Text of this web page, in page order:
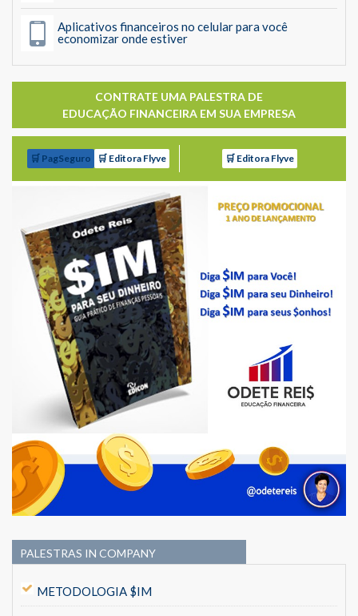
Aplicativos financeiros no celular para você
economizar onde estiver
CONTRATE UMA PALESTRA DE
EDUCAÇÃO FINANCEIRA EM SUA EMPRESA
🛒 PagSeguro 🛒 Editora Flyve 🛒 Editora Flyve
PALESTRAS IN COMPANY
METODOLOGIA $IM